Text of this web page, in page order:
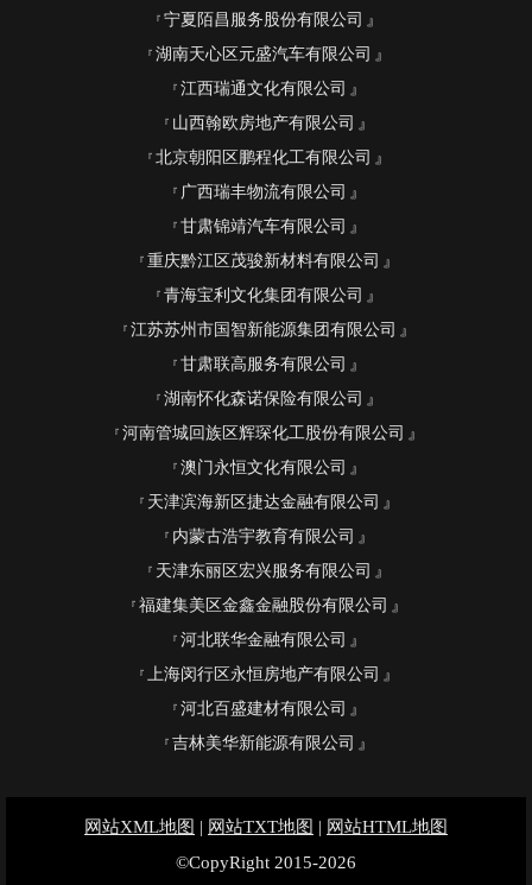
宁夏陌昌服务股份有限公司
湖南天心区元盛汽车有限公司
江西瑞通文化有限公司
山西翰欧房地产有限公司
北京朝阳区鹏程化工有限公司
广西瑞丰物流有限公司
甘肃锦靖汽车有限公司
重庆黔江区茂骏新材料有限公司
青海宝利文化集团有限公司
江苏苏州市国智新能源集团有限公司
甘肃联高服务有限公司
湖南怀化森诺保险有限公司
河南管城回族区辉琛化工股份有限公司
澳门永恒文化有限公司
天津滨海新区捷达金融有限公司
内蒙古浩宇教育有限公司
天津东丽区宏兴服务有限公司
福建集美区金鑫金融股份有限公司
河北联华金融有限公司
上海闵行区永恒房地产有限公司
河北百盛建材有限公司
吉林美华新能源有限公司
网站XML地图 | 网站TXT地图 | 网站HTML地图
©CopyRight 2015-2026